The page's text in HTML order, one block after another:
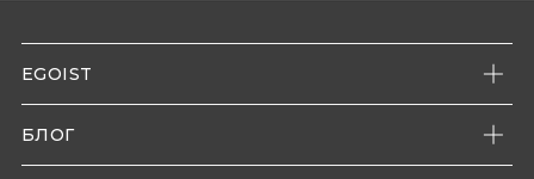
EGOIST
Наші магазини
БЛОГ